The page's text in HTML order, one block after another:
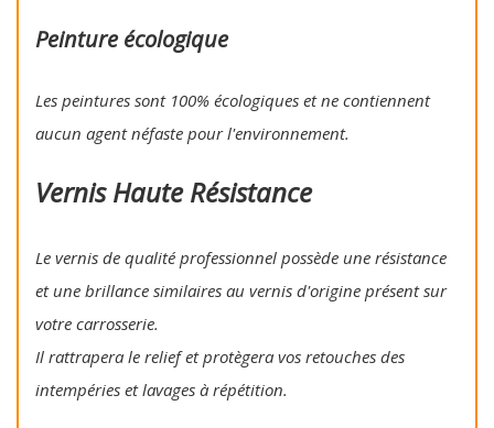
Peinture écologique
Les peintures sont 100% écologiques et ne contiennent
aucun agent néfaste pour l'environnement.
Vernis Haute Résistance
Le vernis de qualité professionnel possède une résistance
et une brillance similaires au vernis d'origine présent sur
votre carrosserie.
Il rattrapera le relief et protègera vos retouches des
intempéries et lavages à répétition.